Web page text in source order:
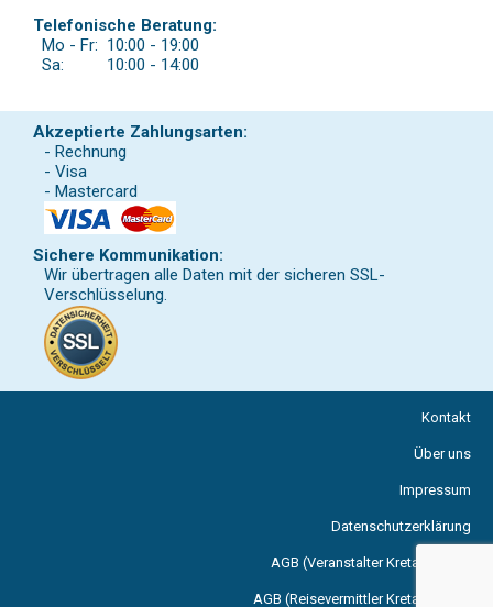
Telefonische Beratung:
Mo - Fr: 10:00 - 19:00
Sa:
10:00 - 14:00
Akzeptierte Zahlungsarten:
- Rechnung
- Visa
- Mastercard
Sichere Kommunikation:
Wir übertragen alle Daten mit der sicheren SSL-
Verschlüsselung.
Kontakt
Über uns
Impressum
Datenschutzerklärung
AGB (Veranstalter Kreta Reisen)
AGB (Reisevermittler Kreta Reisen)